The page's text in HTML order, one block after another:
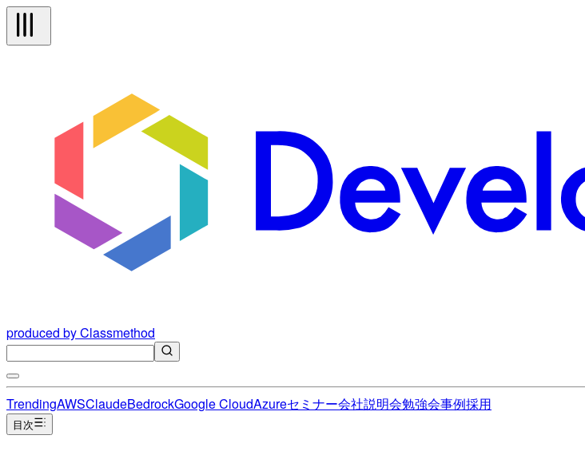
produced by Classmethod
TrendingAWSClaudeBedrockGoogle CloudAzureセミナー会社説明会勉強会事例採用
目次